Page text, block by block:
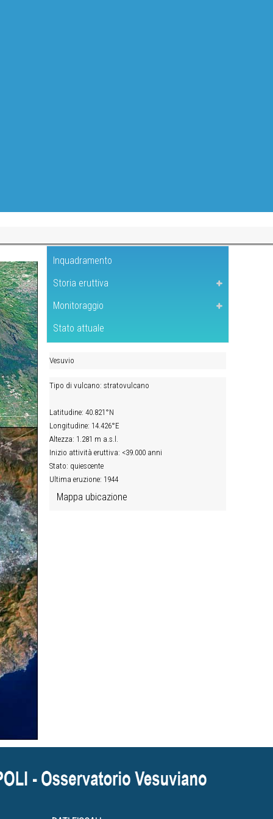
Inquadramento
Storia eruttiva
Monitoraggio
Stato attuale
Vesuvio
Tipo di vulcano: stratovulcano
Latitudine: 40.821°N
Longitudine: 14.426°E
Altezza: 1.281 m a.s.l.
Inizio attività eruttiva: <39.000 anni
Stato: quiescente
Ultima eruzione: 1944
Mappa ubicazione